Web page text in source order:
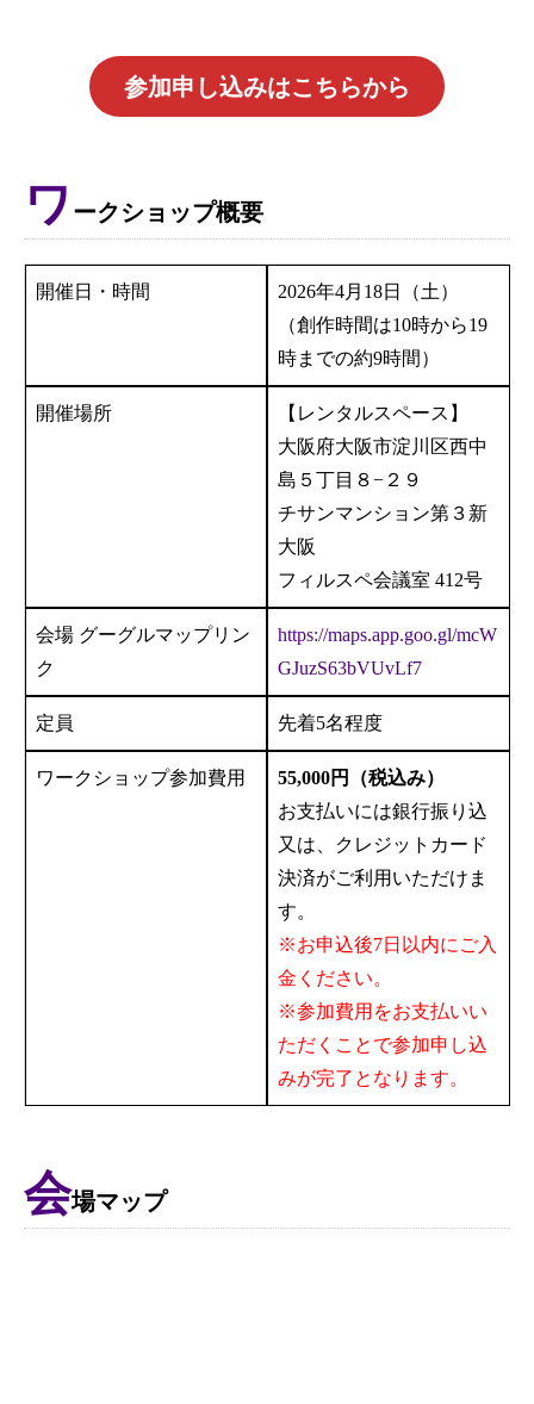
参加申し込みはこちらから
ワ ークショップ概要
開催日・時間
2026年4月18日（土）
（創作時間は10時から19
時までの約9時間）
開催場所
【レンタルスペース】
大阪府大阪市淀川区西中
島５丁目８−２９
チサンマンション第３新
大阪
フィルスペ会議室 412号
会場 グーグルマップリン
ク
https://maps.app.goo.gl/mcW
GJuzS63bVUvLf7
定員 先着5名程度
ワークショップ参加費用
55,000円（税込み）
お支払いには銀行振り込
又は、クレジットカード
決済がご利用いただけま
す。
※お申込後7日以内にご入
金ください。
※参加費用をお支払いい
ただくことで参加申し込
みが完了となります。
会場マップ